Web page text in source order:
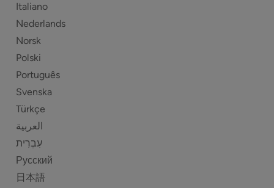
Italiano
Nederlands
Norsk
Polski
Português
Svenska
Türkçe
العربية
Русский
日本語